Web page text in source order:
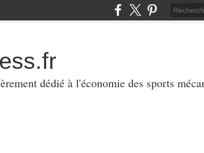
dédié à l'économie des sports